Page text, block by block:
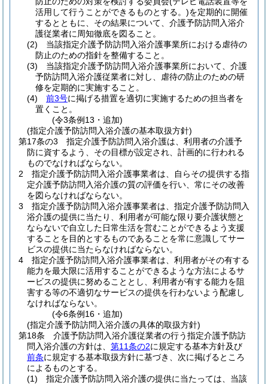
活用して行うことができるものとする。)を定期的に開催
するとともに、その結果について、介護予防訪問入浴介
護従業者に周知徹底を図ること。
(2)
当該指定介護予防訪問入浴介護事業所における虐待の
防止のための指針を整備すること。
(3)
当該指定介護予防訪問入浴介護事業所において、介護
予防訪問入浴介護従業者に対し、虐待の防止のための研
修を定期的に実施すること。
(4)
前3号に掲げる措置を適切に実施するための担当者を
置くこと。
(令3条例13・追加)
(指定介護予防訪問入浴介護の基本取扱方針)
第17条の3
指定介護予防訪問入浴介護は、利用者の介護予
防に資するよう、その目標が設定され、計画的に行われる
ものでなければならない。
2
指定介護予防訪問入浴介護事業者は、自らその提供する指
定介護予防訪問入浴介護の質の評価を行い、常にその改善
を図らなければならない。
3
指定介護予防訪問入浴介護事業者は、指定介護予防訪問入
浴介護の提供に当たり、利用者が可能な限り要介護状態と
ならないで自立した日常生活を営むことができるよう支援
することを目的とするものであることを常に意識してサー
ビスの提供に当たらなければならない。
4
指定介護予防訪問入浴介護事業者は、利用者がその有する
能力を最大限に活用することができるような方法によるサ
ービスの提供に努めることとし、利用者が有する能力を阻
害する等の不適切なサービスの提供を行わないよう配慮し
なければならない。
(令6条例16・追加)
(指定介護予防訪問入浴介護の具体的取扱方針)
第18条
介護予防訪問入浴介護従業者の行う指定介護予防訪
問入浴介護の方針は、 第11条の2に規定する基本方針及び
前条に規定する基本取扱方針に基づき、次に掲げるところ
によるものとする。
(1)
指定介護予防訪問入浴介護の提供に当たっては、当該